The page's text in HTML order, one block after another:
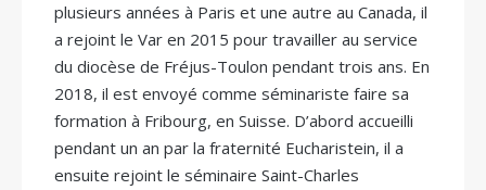
plusieurs années à Paris et une autre au Canada, il
a rejoint le Var en 2015 pour travailler au service
du diocèse de Fréjus-Toulon pendant trois ans. En
2018, il est envoyé comme séminariste faire sa
formation à Fribourg, en Suisse. D’abord accueilli
pendant un an par la fraternité Eucharistein, il a
ensuite rejoint le séminaire Saint-Charles